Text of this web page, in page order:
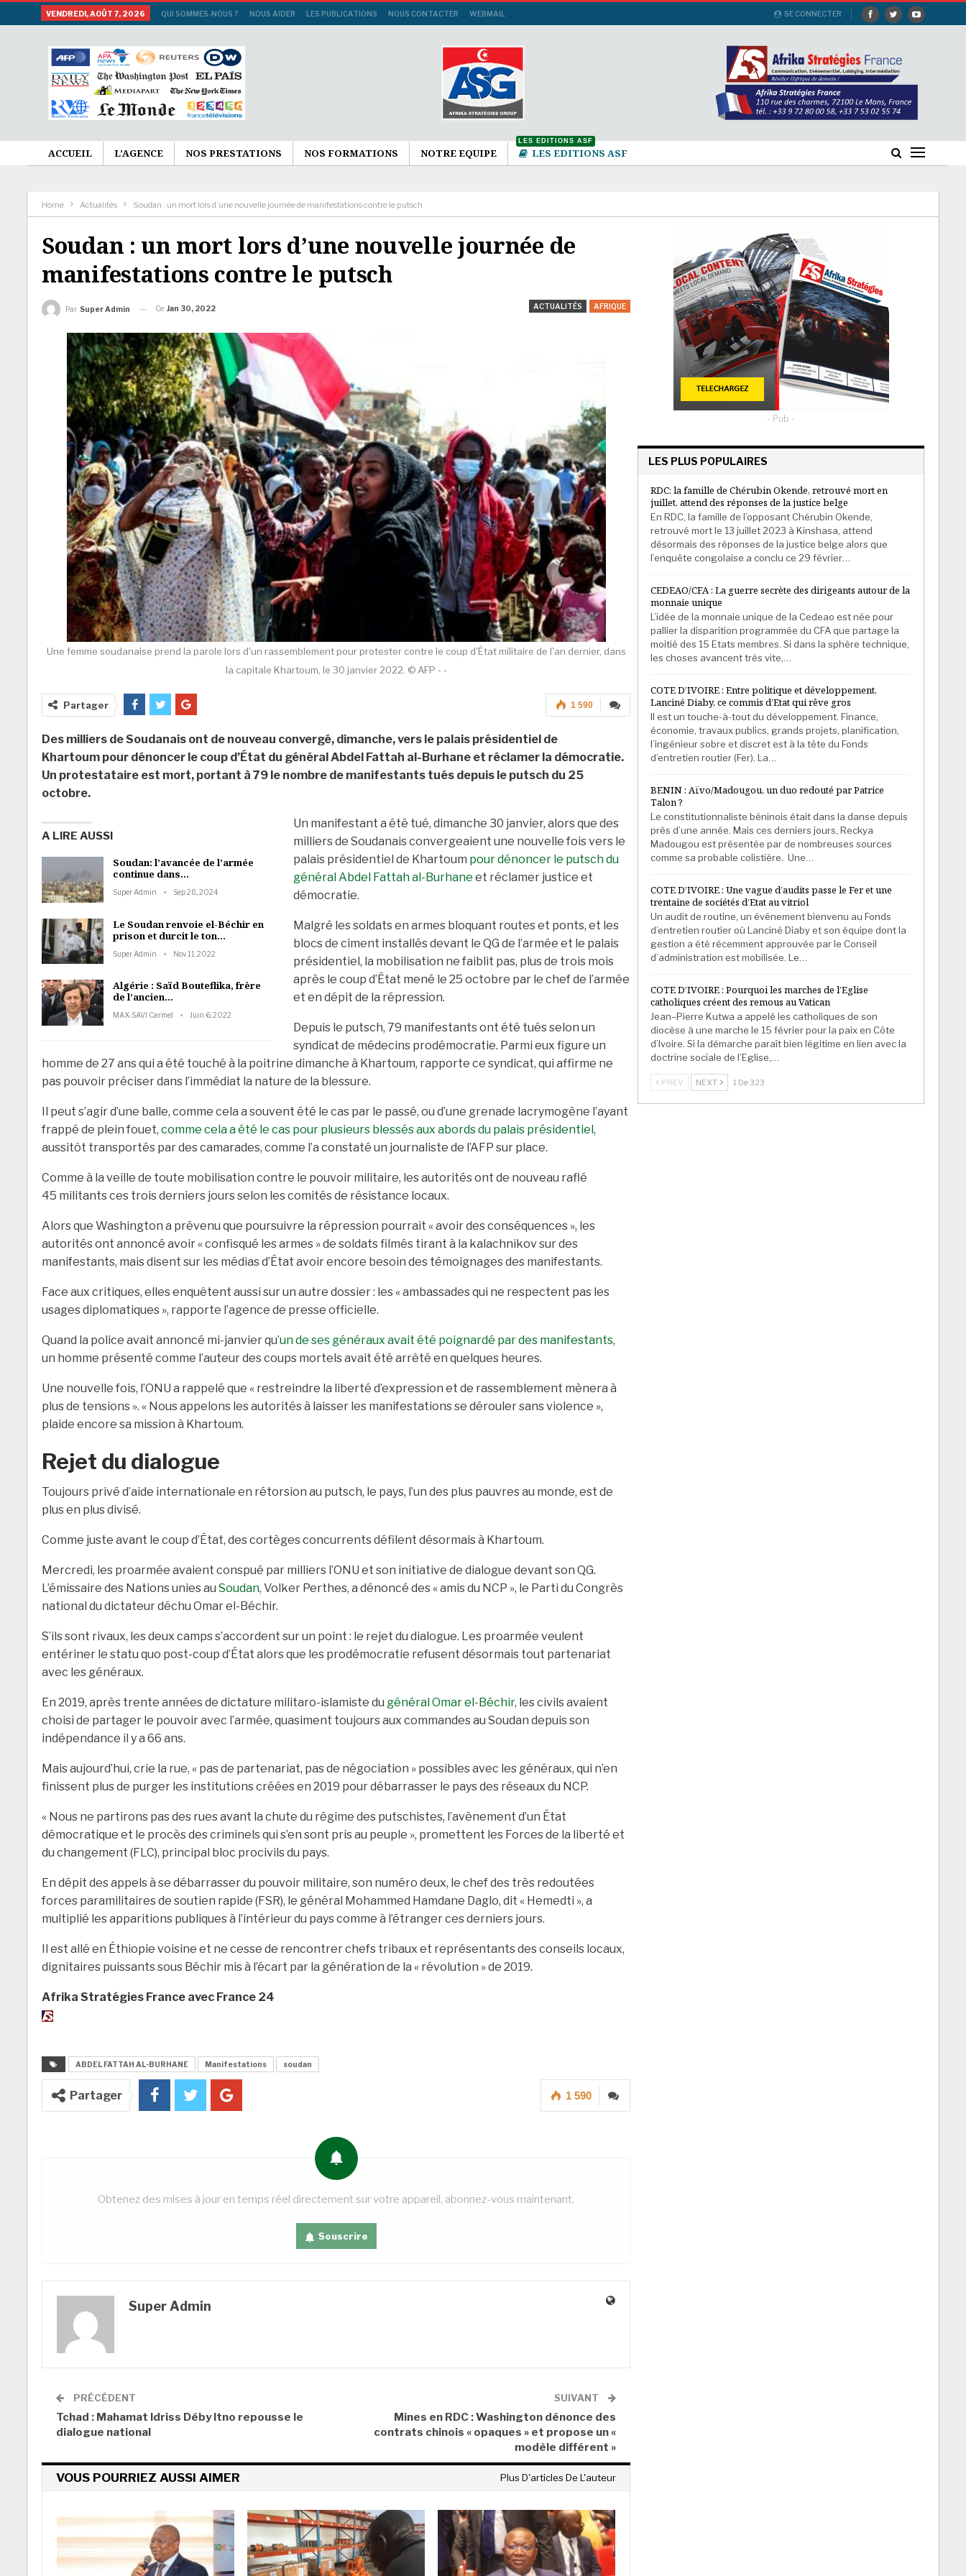
SE CONNECTER
VENDREDI, AOÛT 7, 2026 QUI SOMMES-NOUS ? NOUS AIDER LES PUBLICATIONS NOUS CONTACTER WEBMAIL
ACCUEIL L’AGENCE NOS PRESTATIONS NOS FORMATIONS NOTRE EQUIPE LES EDITIONS ASF
LES EDITIONS ASF
Home Actualités Soudan : un mort lors d’une nouvelle journée de manifestations contre le putsch
Soudan : un mort lors d’une nouvelle journée de
manifestations contre le putsch
ACTUALITÉS AFRIQUE
Par Super Admin Ce Jan 30, 2022
Une femme soudanaise prend la parole lors d'un rassemblement pour protester contre le coup d'État militaire de l'an dernier, dans
la capitale Khartoum, le 30 janvier 2022. © AFP - -
1 590
Partager
Des milliers de Soudanais ont de nouveau convergé, dimanche, vers le palais présidentiel de
Khartoum pour dénoncer le coup d’État du général Abdel Fattah al-Burhane et réclamer la démocratie.
Un protestataire est mort, portant à 79 le nombre de manifestants tués depuis le putsch du 25
octobre.
A LIRE AUSSI
Soudan: l’avancée de l’armée
continue dans…
Super Admin Sep 28, 2024
Le Soudan renvoie el-Béchir en
prison et durcit le ton…
Super Admin Nov 11, 2022
Algérie : Saïd Bouteflika, frère
de l’ancien…
MAX-SAVI Carmel Juin 6, 2022
Un manifestant a été tué, dimanche 30 janvier, alors que des
milliers de Soudanais convergeaient une nouvelle fois vers le
palais présidentiel de Khartoum pour dénoncer le putsch du
général Abdel Fattah al-Burhane et réclamer justice et
démocratie.
Malgré les soldats en armes bloquant routes et ponts, et les
blocs de ciment installés devant le QG de l’armée et le palais
présidentiel, la mobilisation ne faiblit pas, plus de trois mois
après le coup d’État mené le 25 octobre par le chef de l’armée
et en dépit de la répression.
Depuis le putsch, 79 manifestants ont été tués selon un
syndicat de médecins prodémocratie. Parmi eux figure un
homme de 27 ans qui a été touché à la poitrine dimanche à Khartoum, rapporte ce syndicat, qui affirme ne
pas pouvoir préciser dans l’immédiat la nature de la blessure.
Il peut s’agir d’une balle, comme cela a souvent été le cas par le passé, ou d’une grenade lacrymogène l’ayant
frappé de plein fouet, comme cela a été le cas pour plusieurs blessés aux abords du palais présidentiel ,
aussitôt transportés par des camarades, comme l’a constaté un journaliste de l’AFP sur place.
Comme à la veille de toute mobilisation contre le pouvoir militaire, les autorités ont de nouveau raflé
45 militants ces trois derniers jours selon les comités de résistance locaux.
Alors que Washington a prévenu que poursuivre la répression pourrait « avoir des conséquences », les
autorités ont annoncé avoir « confisqué les armes » de soldats filmés tirant à la kalachnikov sur des
manifestants, mais disent sur les médias d’État avoir encore besoin des témoignages des manifestants.
Face aux critiques, elles enquêtent aussi sur un autre dossier : les « ambassades qui ne respectent pas les
usages diplomatiques », rapporte l’agence de presse officielle.
Quand la police avait annoncé mi-janvier qu’un de ses généraux avait été poignardé par des manifestants,
un homme présenté comme l’auteur des coups mortels avait été arrêté en quelques heures.
Une nouvelle fois, l’ONU a rappelé que « restreindre la liberté d’expression et de rassemblement mènera à
plus de tensions ». « Nous appelons les autorités à laisser les manifestations se dérouler sans violence »,
plaide encore sa mission à Khartoum.
Rejet du dialogue
Toujours privé d’aide internationale en rétorsion au putsch, le pays, l’un des plus pauvres au monde, est de
plus en plus divisé.
Comme juste avant le coup d’État, des cortèges concurrents défilent désormais à Khartoum.
Mercredi, les proarmée avaient conspué par milliers l’ONU et son initiative de dialogue devant son QG.
L’émissaire des Nations unies au Soudan, Volker Perthes, a dénoncé des « amis du NCP », le Parti du Congrès
national du dictateur déchu Omar el-Béchir.
S’ils sont rivaux, les deux camps s’accordent sur un point : le rejet du dialogue. Les proarmée veulent
entériner le statu quo post-coup d’État alors que les prodémocratie refusent désormais tout partenariat
avec les généraux.
En 2019, après trente années de dictature militaro-islamiste du général Omar el-Béchir, les civils avaient
choisi de partager le pouvoir avec l’armée, quasiment toujours aux commandes au Soudan depuis son
indépendance il y a 66 ans.
Mais aujourd’hui, crie la rue, « pas de partenariat, pas de négociation » possibles avec les généraux, qui n’en
finissent plus de purger les institutions créées en 2019 pour débarrasser le pays des réseaux du NCP.
« Nous ne partirons pas des rues avant la chute du régime des putschistes, l’avènement d’un État
démocratique et le procès des criminels qui s’en sont pris au peuple », promettent les Forces de la liberté et
du changement (FLC), principal bloc procivils du pays.
En dépit des appels à se débarrasser du pouvoir militaire, son numéro deux, le chef des très redoutées
forces paramilitaires de soutien rapide (FSR), le général Mohammed Hamdane Daglo, dit « Hemedti », a
multiplié les apparitions publiques à l’intérieur du pays comme à l’étranger ces derniers jours.
Il est allé en Éthiopie voisine et ne cesse de rencontrer chefs tribaux et représentants des conseils locaux,
dignitaires puissants sous Béchir mis à l’écart par la génération de la « révolution » de 2019.
Afrika Stratégies France avec France 24
ABDEL FATTAH AL-BURHANE Manifestations soudan
1 590
Partager
Obtenez des mises à jour en temps réel directement sur votre appareil, abonnez-vous maintenant.
Souscrire
Super Admin
PRÉCÉDENT
Tchad : Mahamat Idriss Déby Itno repousse le
dialogue national
SUIVANT
Mines en RDC : Washington dénonce des
contrats chinois « opaques » et propose un «
modèle différent »
VOUS POURRIEZ AUSSI AIMER Plus D'articles De L'auteur
- Pub -
LES PLUS POPULAIRES
RDC: la famille de Chérubin Okende, retrouvé mort en
juillet, attend des réponses de la justice belge
En RDC, la famille de l’opposant Chérubin Okende,
retrouvé mort le 13 juillet 2023 à Kinshasa, attend
désormais des réponses de la justice belge alors que
l’enquête congolaise a conclu ce 29 février…
CEDEAO/CFA : La guerre secrète des dirigeants autour de la
monnaie unique
L’idée de la monnaie unique de la Cedeao est née pour
pallier la disparition programmée du CFA que partage la
moitié des 15 Etats membres. Si dans la sphère technique,
les choses avancent très vite,…
COTE D’IVOIRE : Entre politique et développement,
Lanciné Diaby, ce commis d’Etat qui rêve gros
Il est un touche-à-tout du développement. Finance,
économie, travaux publics, grands projets, planification,
l’ingénieur sobre et discret est à la tête du Fonds
d’entretien routier (Fer). La…
BENIN : Aïvo/Madougou, un duo redouté par Patrice
Talon ?
Le constitutionnaliste béninois était dans la danse depuis
près d’une année. Mais ces derniers jours, Reckya
Madougou est présentée par de nombreuses sources
comme sa probable colistière. Une…
COTE D’IVOIRE : Une vague d’audits passe le Fer et une
trentaine de sociétés d’Etat au vitriol
Un audit de routine, un événement bienvenu au Fonds
d’entretien routier où Lanciné Diaby et son équipe dont la
gestion a été récemment approuvée par le Conseil
d’administration est mobilisée. Le…
COTE D’IVOIRE : Pourquoi les marches de l’Eglise
catholiques créent des remous au Vatican
Jean–Pierre Kutwa a appelé les catholiques de son
diocèse à une marche le 15 février pour la paix en Côte
d’Ivoire. Si la démarche paraît bien légitime en lien avec la
doctrine sociale de l’Eglise,…
PREV NEXT 1 De 323